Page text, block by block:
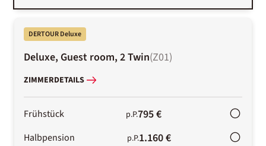
DERTOUR Deluxe
Deluxe, Guest room, 2 Twin(Z01)
ZIMMERDETAILS
Frühstück p.P.795 €
Halbpension p.P.1.160 €